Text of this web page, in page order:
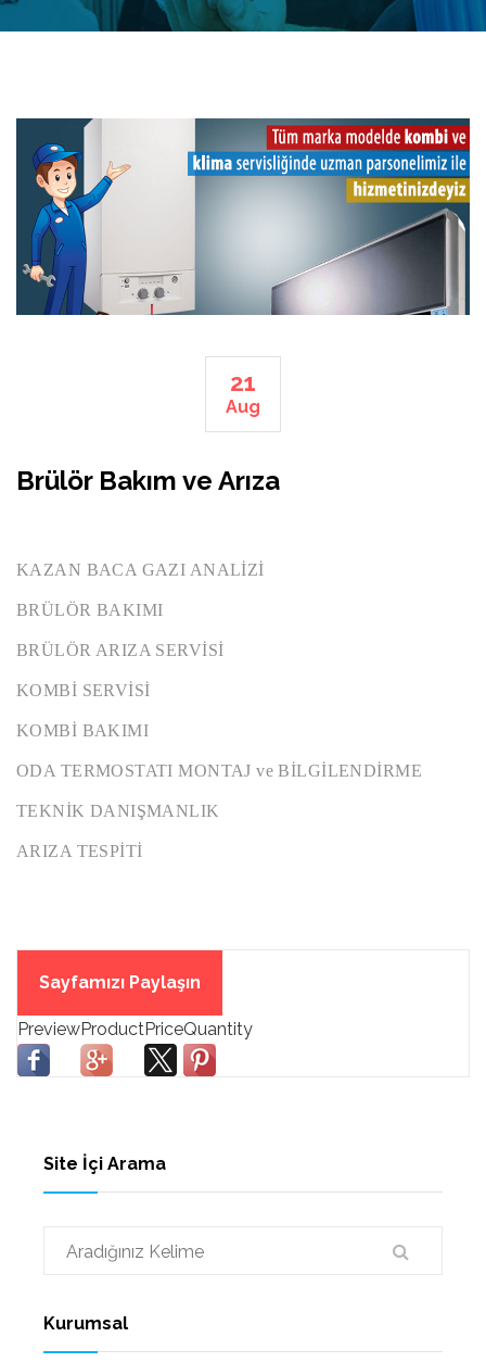
21
Aug
Brülör Bakım ve Arıza
KAZAN BACA GAZI ANALİZİ
BRÜLÖR BAKIMI
BRÜLÖR ARIZA SERVİSİ
KOMBİ SERVİSİ
KOMBİ BAKIMI
ODA TERMOSTATI MONTAJ ve BİLGİLENDİRME
TEKNİK DANIŞMANLIK
ARIZA TESPİTİ
Sayfamızı Paylaşın
Site İçi Arama
Kurumsal